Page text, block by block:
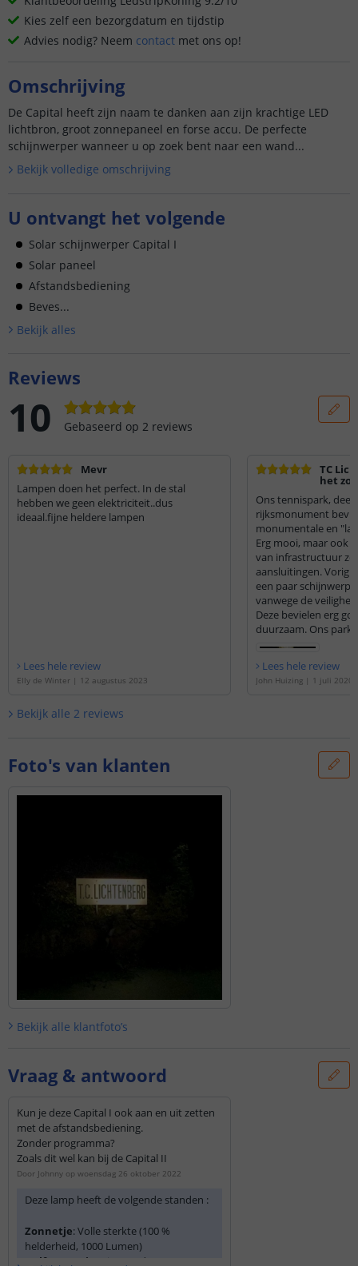
Kies zelf een bezorgdatum en tijdstip
Advies nodig? Neem contact met ons op!
Omschrijving
De Capital heeft zijn naam te danken aan zijn krachtige LED
lichtbron, groot zonnepaneel en forse accu. De perfecte
schijnwerper wanneer u op zoek bent naar een wand...
Bekijk volledige omschrijving
U ontvangt het volgende
Solar schijnwerper Capital I
Solar paneel
Afstandsbediening
Beves...
Bekijk alles
Reviews
10 Gebaseerd op 2 reviews
Mevr
Lampen doen het perfect. In de stal
hebben we geen elektriciteit..dus
ideaal.fijne heldere lampen
Lees hele review
Elly de Winter | 12 augustus 2023
TC
het
Ons tennispark, deel
rijksmonument
monumentale en
Erg mooi, maar ook
van infrastructuur
aansluitingen. Vorig
een paar
vanwege de
Deze bevielen erg
duurzaam. Ons park
verborgen en vanaf
het feit, dat er
"reclamebord" staat
Lees hele review
John Huizing| 1 juli 2020
Bekijk alle 2 reviews
Foto's van klanten
Bekijk alle klantfoto’s
Vraag & antwoord
Kun je deze Capital I ook aan en uit zetten
met de afstandsbediening.
Zonder programma?
Zoals dit wel kan bij de Capital II
Door Johnny op woensdag 26 oktober 2022
Deze lamp heeft de volgende standen :
Zonnetje: Volle sterkte (100 %
helderheid, 1000 Lumen)
Half zonnetje
: Dimstand (50%